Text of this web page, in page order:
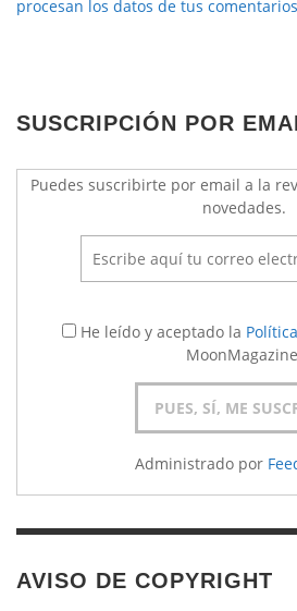
procesan los datos de tus
SUSCRIPCIÓN POR
Puedes suscribirte por email a la
novedades.
He leído y aceptado la
Administrado por
AVISO DE COPYRIGHT